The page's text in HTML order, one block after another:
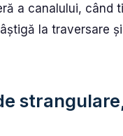
a canalului, când
la traversare